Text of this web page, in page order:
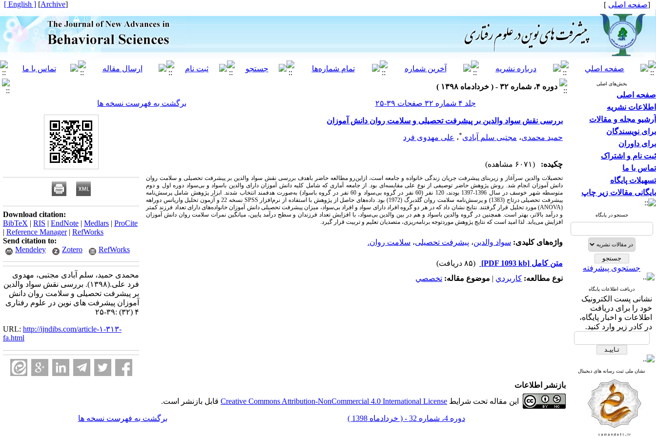
[صفحه اصلی ]
[
Archive
]
[ English ]
بخش‌های اصلی
صفحه اصلی
اطلاعات نشریه
آرشیو مجله و مقالات
برای نویسندگان
برای داوران
ثبت نام و اشتراک
تماس با ما
تسهیلات پایگاه
بایگانی مقالات زیر چاپ
جستجو در پایگاه
جستجوی پیشرفته
دریافت اطلاعات پایگاه
نشانی پست الکترونیک
خود را برای دریافت
اطلاعات و اخبار پایگاه،
در کادر زیر وارد کنید.
نشان ملی ثبت رسانه های دیجیتال
دوره ۴، شماره ۳۲ - ( خردادماه ۱۳۹۸ )
جلد ۴ شماره ۳۲ صفحات ۳۹-۲۵
برگشت به فهرست نسخه ها
بررسی نقش سواد والدین بر پیشرفت تحصیلی و سلامت روان دانش آموزان
حمید محمدی، مجتبی سلم آبادی*، علی مهدوی فرد
چکیده: (۶۰۷۱ مشاهده)
تحصیلات والدین سرآغاز و زیربنای پیشرفت جریان زندگی خانواده و جامعه است، ازاین‌رو مطالعه حاضر باهدف بررسی نقش سواد والدین بر پیشرفت تحصیلی و سلامت روان
دانش آموزان انجام شد. روش پژوهش حاضر توصیفی از نوع علی مقایسه‌ای بود. از جامعه آماری که شامل کلیه دانش آموزان دارای والدین باسواد و بی‌سواد دوره اول و دوم
متوسطه شهر خوسف در سال 1396
-
1397 بودند،120 نفر (60 نفر در گروه بی‌سواد و 60 نفر در گروه باسواد) به‌صورت هدفمند انتخاب شدند. ابزار پژوهش شامل پرسش‌نامه
پیشرفت تحصیلی درتاج (1383) و پرسش‌نامه سلامت روان گلدبرگ (1972) بود. داده‌های حاصل از پژوهش با استفاده از نرم‌افزار SPSS نسخه 22 و آزمون تحلیل واریانس دوراهه
(
ANOVA
)مورد تحلیل قرار گرفتند. نتایج نشان داد که در هر دو گروه افراد دارای سواد و افراد بی‌سواد، میزان پیشرفت تحصیلی دانش آموزان خانواده‌های دارای تعداد فرزند کمتر
و درآمد بالاتر، بهتر است. همچنین در گروه والدین باسواد و هم در بین والدین بی‌سواد، با افزایش تعداد فرزندان و سطح درآمد پایین، میانگین نمرات سلامت روان دانش آموزان
افزایش می‌یابد. لذا امید است که نتایج پژوهش موردتوجه برنامه‌ریزی، متصدیان تعلیم و تربیت قرار گیرد.
واژه‌های کلیدی: سواد والدین، پیشرفت تحصیلی، سلامت روان.
متن کامل [PDF 1093 kb]
(۸۵ دریافت)
نوع مطالعه: كاربردي | موضوع مقاله: تخصصي
Download citation:
BibTeX | RIS | EndNote | Medlars | ProCite
| Reference Manager| RefWorks
Send citation to:
Mendeley
Zotero RefWorks
محمدی حمید، سلم آبادی مجتبی، مهدوی
فرد علی.(۱۳۹۸).
بررسی نقش سواد والدین
بر پیشرفت تحصیلی و سلامت روان دانش
آموزان پیشرفت های نوین در علوم رفتاری
۴ (۳۲) :۳۹-۲۵
URL: http://ijndibs.com/article-۱-۳۱۳-
fa.html
بازنشر اطلاعات
این مقاله تحت شرایط Creative Commons Attribution-NonCommercial 4.0 International License قابل بازنشر است.
دوره 4، شماره 32 - ( خردادماه 1398 ) برگشت به فهرست نسخه ها